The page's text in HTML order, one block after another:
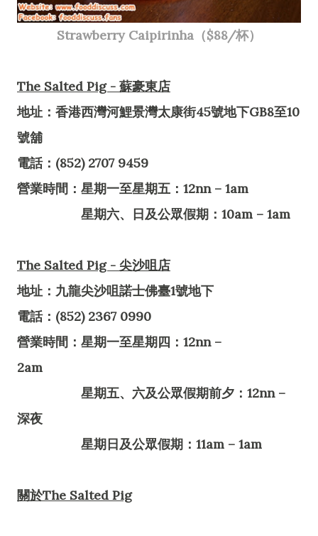
Strawberry Caipirinha（$88/杯）
The Salted Pig - 蘇豪東店
地址：香港西灣河鯉景灣太康街45號地下GB8至10
號舖
電話：(852) 2707 9459
營業時間：星期一至星期五：12nn – 1am
星期六、日及公眾假期：10am – 1am
The Salted Pig - 尖沙咀店
地址：九龍尖沙咀諾士佛臺1號地下
電話：(852) 2367 0990
營業時間：星期一至星期四：12nn –
2am
星期五、六及公眾假期前夕：12nn –
深夜
星期日及公眾假期：11am – 1am
關於The Salted Pig